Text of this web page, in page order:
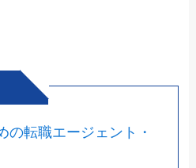
の転職エージェント・